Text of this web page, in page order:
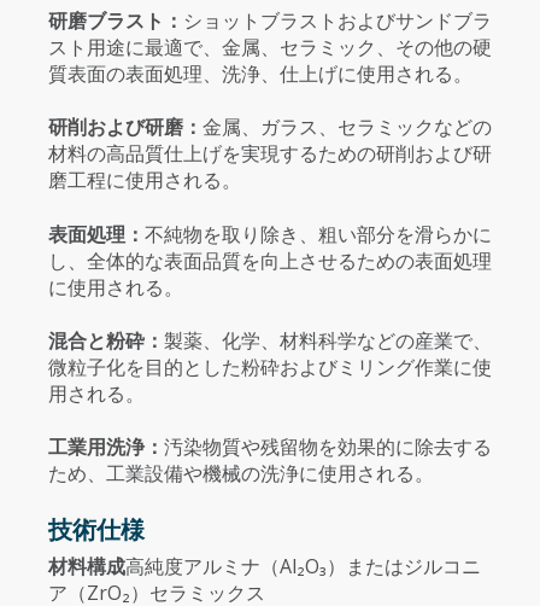
研磨ブラスト： ショットブラストおよびサンドブラ
スト用途に最適で、金属、セラミック、その他の硬
質表面の表面処理、洗浄、仕上げに使用される。
研削および研磨： 金属、ガラス、セラミックなどの
材料の高品質仕上げを実現するための研削および研
磨工程に使用される。
表面処理： 不純物を取り除き、粗い部分を滑らかに
し、全体的な表面品質を向上させるための表面処理
に使用される。
混合と粉砕： 製薬、化学、材料科学などの産業で、
微粒子化を目的とした粉砕およびミリング作業に使
用される。
工業用洗浄： 汚染物質や残留物を効果的に除去する
ため、工業設備や機械の洗浄に使用される。
技術仕様
材料構成高純度アルミナ（Al₂O₃）またはジルコニ
ア（ZrO₂）セラミックス